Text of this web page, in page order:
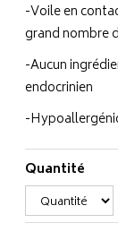
-Voile en
grand nombre
-Aucun
endocrinien
-
Quantité